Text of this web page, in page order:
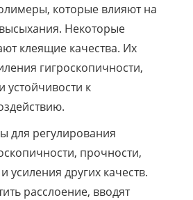
которые влияют на
Некоторые
клеящие качества. Их
гигроскопичности,
устойчивости к
для регулирования
прочности,
усиления других качеств.
расслоение, вводят